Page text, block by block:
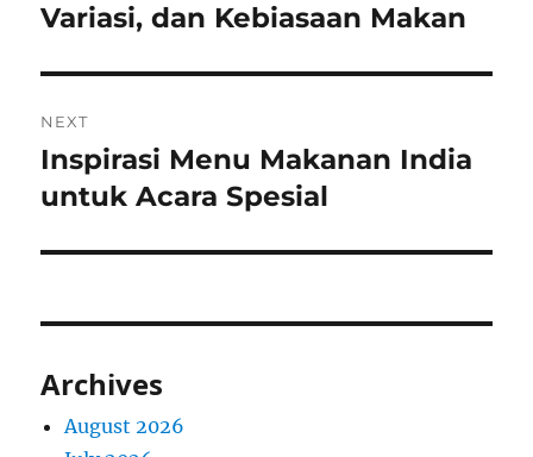
post:
Variasi, dan Kebiasaan Makan
NEXT
Next
post:
Inspirasi Menu Makanan India
untuk Acara Spesial
Archives
August 2026